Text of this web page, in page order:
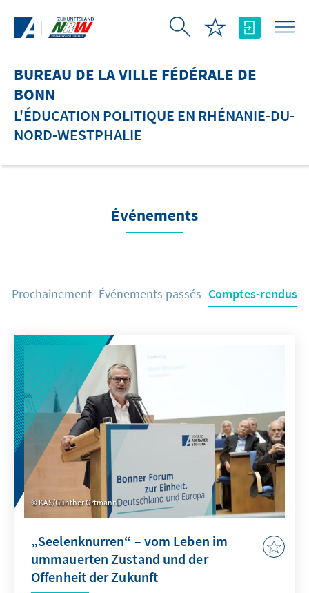
BUREAU DE LA VILLE FÉDÉRALE DE
BONN
L'ÉDUCATION POLITIQUE EN RHÉNANIE-DU-
NORD-WESTPHALIE
Événements
Prochainement Événements passés Comptes-rendus
KAS/Günther Ortmann
„Seelenknurren“ – vom Leben im
ummauerten Zustand und der
Offenheit der Zukunft